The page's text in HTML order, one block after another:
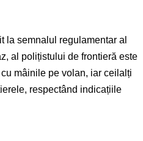
la semnalul regulamentar al
al polițistului de frontieră este
mâinile pe volan, iar ceilalți
respectând indicațiile